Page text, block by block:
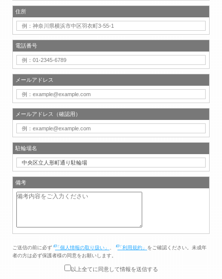
住所
電話番号
メールアドレス
メールアドレス（確認用）
駐輪場名
備考
ご送信の前に必ず 「個人情報の取り扱い」 「利用規約」 をご確認ください。未成年
者の方は必ず保護者様の同意をお願いします。
以上全てに同意して情報を送信する